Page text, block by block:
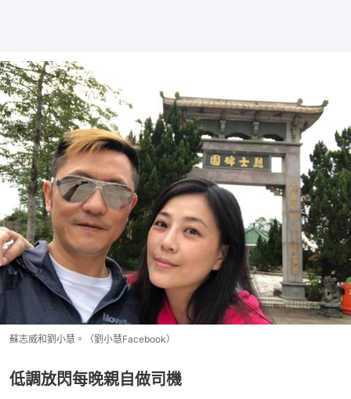
蘇志威和劉小慧。（劉小慧Facebook）
低調放閃每晚親自做司機